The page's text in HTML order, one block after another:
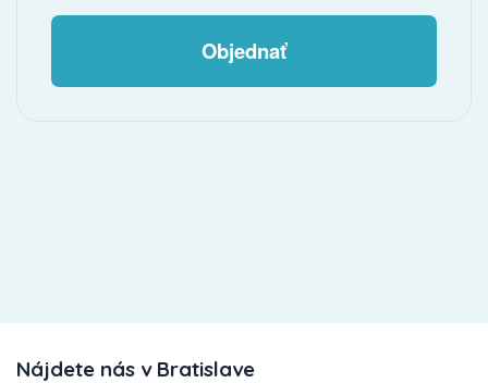
Objednať
Nájdete nás v Bratislave